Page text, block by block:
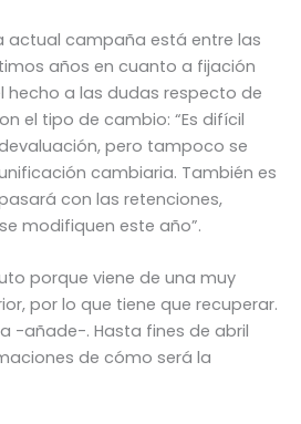
actual campaña está entre las
años en cuanto a fijación
hecho a las dudas respecto de
el tipo de cambio: “Es difícil
pero tampoco se
cambiaria. También es
con las retenciones,
modifiquen este año”.
porque viene de una muy
por lo que tiene que recuperar.
-añade-. Hasta fines de abril
de cómo será la